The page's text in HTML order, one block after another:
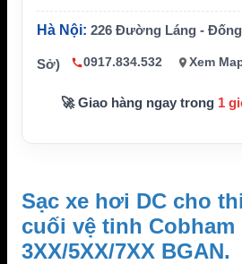
Ứng dụng
ngoài
Lưu ý
c khi
Hà Nội: 226 Đường Láng -
Sở) 0917.834.532 Xem
🚀 Giao hàng ngay trong 1
Sạc xe hơi DC cho
cuối vệ tinh Cobham
3XX/5XX/7XX BGAN.